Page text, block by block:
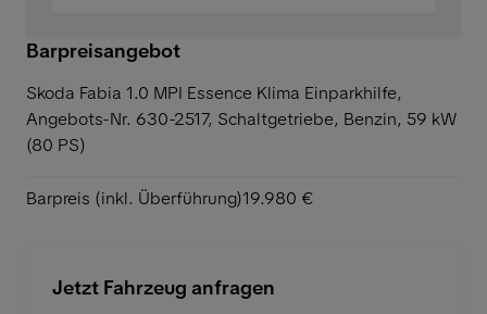
Barpreisangebot
Skoda Fabia 1.0 MPI Essence Klima Einparkhilfe,
Angebots-Nr. 630-2517, Schaltgetriebe, Benzin, 59 kW
(80 PS)
Barpreis (inkl. Überführung)19.980 €
Jetzt Fahrzeug anfragen